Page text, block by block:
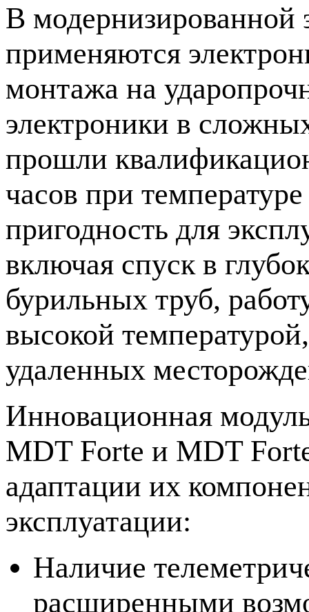
В модернизированной
применяются
монтажа на
электроники в
прошли
часов при
пригодность для
включая спуск в
бурильных труб,
высокой
удаленных
Инновационная
MDT Forte и MDT
адаптации их
эксплуатации:
Наличие
расширенными